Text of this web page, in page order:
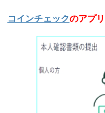
コインチェックのアプ